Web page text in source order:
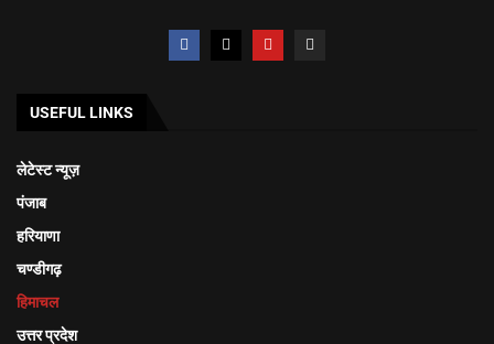
USEFUL LINKS
लेटेस्ट न्यूज़
पंजाब
हरियाणा
चण्डीगढ़
हिमाचल
उत्तर प्रदेश